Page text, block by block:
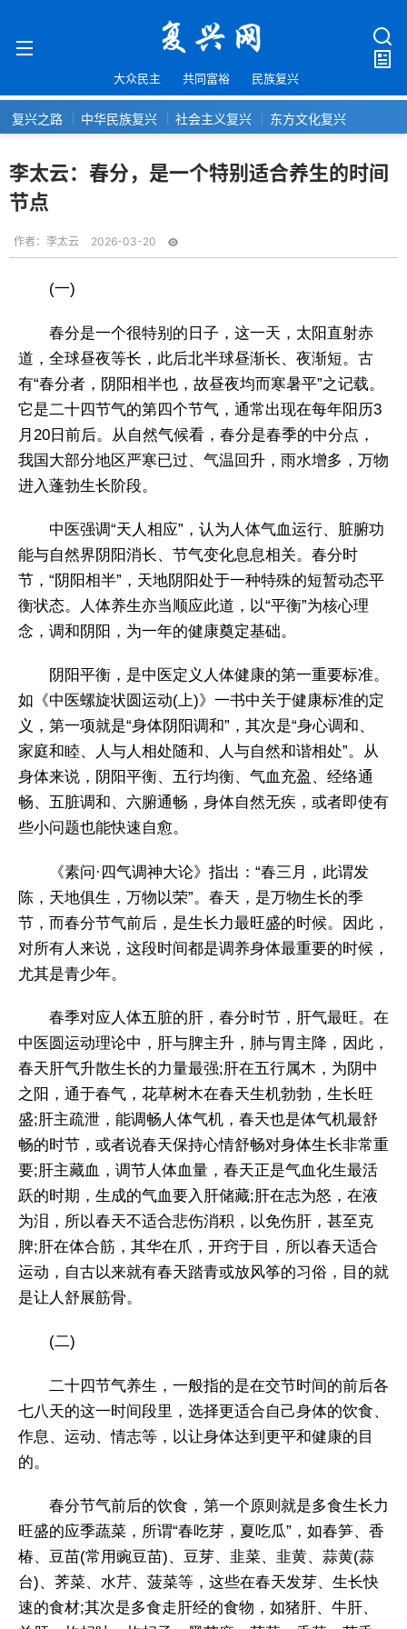
大众民主 共同富裕 民族复兴
复兴之路 中华民族复兴 社会主义复兴 东方文化复兴
李太云：春分，是一个特别适合养生的时间
节点
作者： 李太云 2026-03-20
(一)
春分是一个很特别的日子，这一天，太阳直射赤
道，全球昼夜等长，此后北半球昼渐长、夜渐短。古
有“春分者，阴阳相半也，故昼夜均而寒暑平”之记载。
它是二十四节气的第四个节气，通常出现在每年阳历3
月20日前后。从自然气候看，春分是春季的中分点，
我国大部分地区严寒已过、气温回升，雨水增多，万物
进入蓬勃生长阶段。
中医强调“天人相应”，认为人体气血运行、脏腑功
能与自然界阴阳消长、节气变化息息相关。春分时
节，“阴阳相半”，天地阴阳处于一种特殊的短暂动态平
衡状态。人体养生亦当顺应此道，以“平衡”为核心理
念，调和阴阳，为一年的健康奠定基础。
阴阳平衡，是中医定义人体健康的第一重要标准。
如《中医螺旋状圆运动(上)》一书中关于健康标准的定
义，第一项就是“身体阴阳调和”，其次是“身心调和、
家庭和睦、人与人相处随和、人与自然和谐相处”。从
身体来说，阴阳平衡、五行均衡、气血充盈、经络通
畅、五脏调和、六腑通畅，身体自然无疾，或者即使有
些小问题也能快速自愈。
《素问·四气调神大论》指出：“春三月，此谓发
陈，天地俱生，万物以荣”。春天，是万物生长的季
节，而春分节气前后，是生长力最旺盛的时候。因此，
对所有人来说，这段时间都是调养身体最重要的时候，
尤其是青少年。
春季对应人体五脏的肝，春分时节，肝气最旺。在
中医圆运动理论中，肝与脾主升，肺与胃主降，因此，
春天肝气升散生长的力量最强;肝在五行属木，为阴中
之阳，通于春气，花草树木在春天生机勃勃，生长旺
盛;肝主疏泄，能调畅人体气机，春天也是体气机最舒
畅的时节，或者说春天保持心情舒畅对身体生长非常重
要;肝主藏血，调节人体血量，春天正是气血化生最活
跃的时期，生成的气血要入肝储藏;肝在志为怒，在液
为泪，所以春天不适合悲伤消积，以免伤肝，甚至克
脾;肝在体合筋，其华在爪，开窍于目，所以春天适合
运动，自古以来就有春天踏青或放风筝的习俗，目的就
是让人舒展筋骨。
(二)
二十四节气养生，一般指的是在交节时间的前后各
七八天的这一时间段里，选择更适合自己身体的饮食、
作息、运动、情志等，以让身体达到更平和健康的目
的。
春分节气前后的饮食，第一个原则就是多食生长力
旺盛的应季蔬菜，所谓“春吃芽，夏吃瓜”，如春笋、香
椿、豆苗(常用豌豆苗)、豆芽、韭菜、韭黄、蒜黄(蒜
台)、荠菜、水芹、菠菜等，这些在春天发芽、生长快
速的食材;其次是多食走肝经的食物，如猪肝、牛肝、